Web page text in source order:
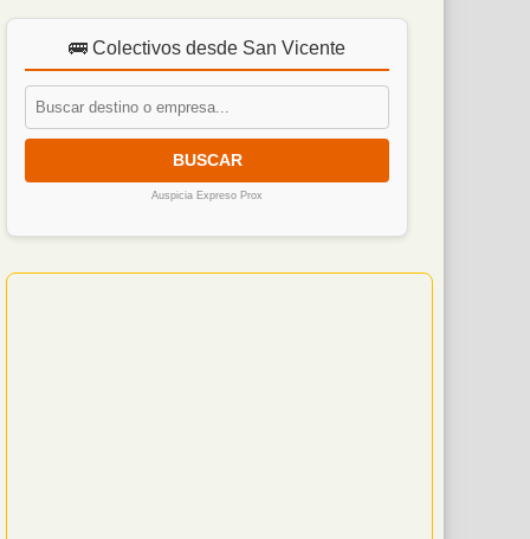
🚌 Colectivos desde San Vicente
BUSCAR
Auspicia Expreso Prox